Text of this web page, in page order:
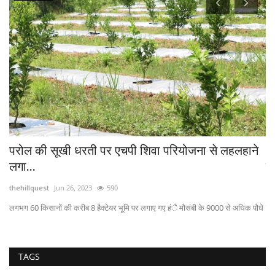
परोल की सूखी धरती पर एचपी शिवा परियोजना से लहलहाने
लगा...
thehillquest Jun 26, 2023 590
लगभग 60 किसानों की करीब 8 हैक्टेयर भूमि पर लगाए गए हंै मौसंबी के 9000 से अधिक पौधे
TAGS